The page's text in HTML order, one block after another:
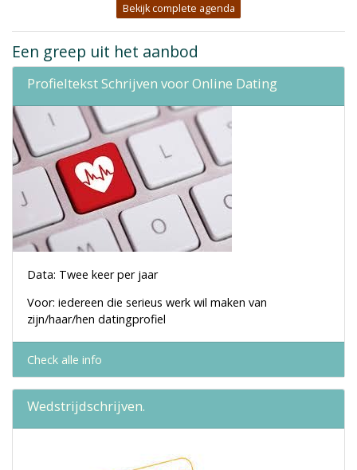
Bekijk complete agenda
Een greep uit het aanbod
Profieltekst Schrijven voor Online Dating
Data: Twee keer per jaar
Voor: iedereen die serieus werk wil maken van
zijn/haar/hen datingprofiel
Check alle info
Wedstrijdschrijven.